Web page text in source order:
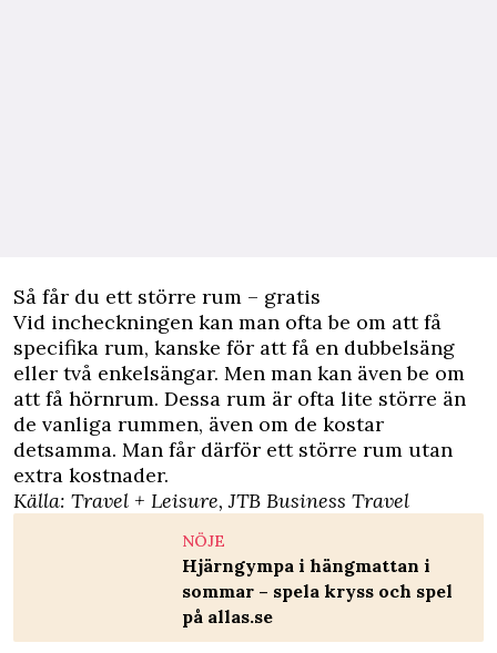
Så får du ett större rum – gratis
Vid incheckningen kan man ofta be om att få
specifika rum, kanske för att få en dubbelsäng
eller två enkelsängar. Men man kan även be om
att få hörnrum. Dessa rum är ofta lite större än
de vanliga rummen, även om de kostar
detsamma. Man får därför ett större rum utan
extra kostnader.
Källa: Travel + Leisure,JTB Business Travel
NÖJE
Hjärngympa i hängmattan i
sommar – spela kryss och spel
på allas.se